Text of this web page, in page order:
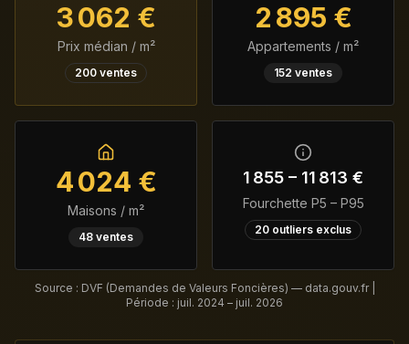
3 062 €
Prix médian / m²
200 ventes
2 895 €
Appartements / m²
152 ventes
4 024 €
Maisons / m²
48 ventes
1 855 – 11 813 €
Fourchette P5 – P95
20 outliers exclus
Source : DVF (Demandes de Valeurs Foncières) — data.gouv.fr |
Période : juil. 2024 – juil. 2026